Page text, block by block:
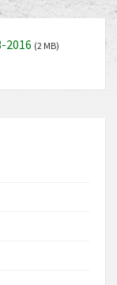
2016 (2 MB)